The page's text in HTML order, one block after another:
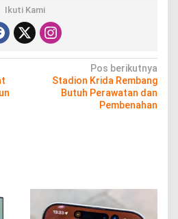
Ikuti Kami
Pos berikutnya
Stadion Krida Rembang
Butuh Perawatan dan
Pembenahan